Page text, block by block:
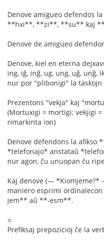
Denove amigueo defendos
**hxi**, **zi**, **su** kaj
Denove de amigueo
Denove, kiel en eterna
ing, iĝ, inĝ, ug, ung, uĝ, unĝ,
nur por "plibonigi" la
Prezentons "vekja" kaj
(Mortuxigi = mortigi; vekjigi
rimarkinta ion)
Denove defendons la afikso
*telefonajo* anstataŭ
nur agon, ĉu unuopan ĉu
Kaj denove (—
maniero esprimi
jem** aŭ **-esm**.
○
Prefiksaj prepozicioj ĉe la